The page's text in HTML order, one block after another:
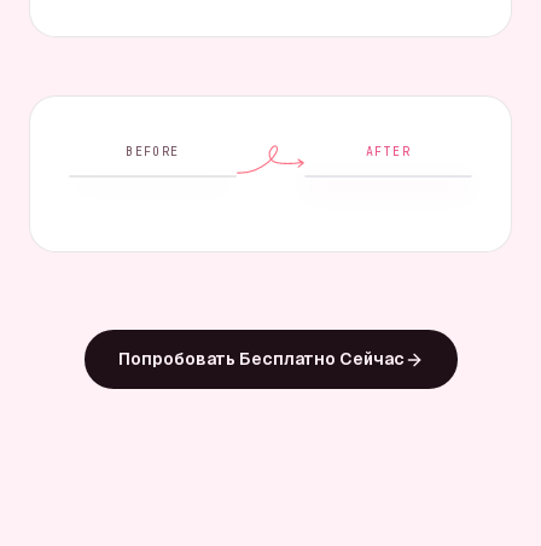
BEFORE AFTER
Попробовать Бесплатно Сейчас